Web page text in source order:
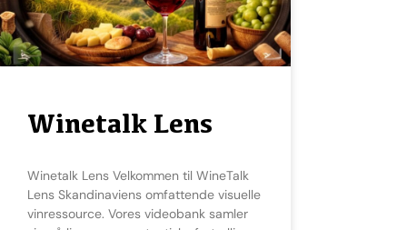
Winetalk Lens
Winetalk Lens Velkommen til WineTalk
Lens Skandinaviens omfattende visuelle
vinressource. Vores videobank samler